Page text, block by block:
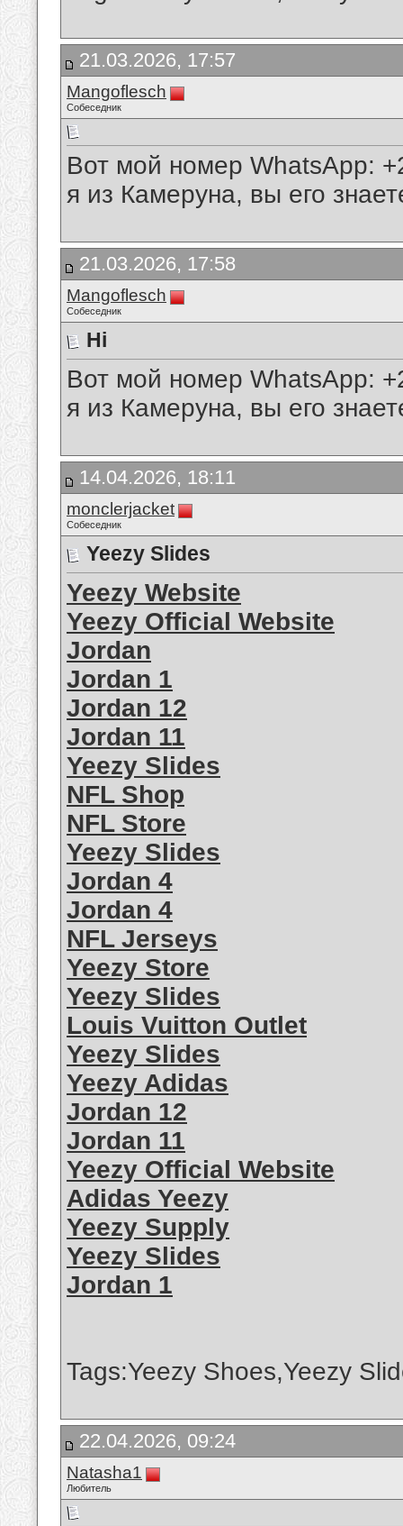
21.03.2026, 17:57
Mangoflesch
Собеседник
Вот мой номер WhatsApp:
я из Камеруна, вы его
21.03.2026, 17:58
Mangoflesch
Собеседник
Hi
Вот мой номер WhatsApp:
я из Камеруна, вы его
14.04.2026, 18:11
monclerjacket
Собеседник
Yeezy Slides
Yeezy Website
Yeezy Official Website
Jordan
Jordan 1
Jordan 12
Jordan 11
Yeezy Slides
NFL Shop
NFL Store
Yeezy Slides
Jordan 4
Jordan 4
NFL Jerseys
Yeezy Store
Yeezy Slides
Louis Vuitton Outlet
Yeezy Slides
Yeezy Adidas
Jordan 12
Jordan 11
Yeezy Official Website
Adidas Yeezy
Yeezy Supply
Yeezy Slides
Jordan 1
Tags:Yeezy Shoes,Yeezy
22.04.2026, 09:24
Natasha1
Любитель